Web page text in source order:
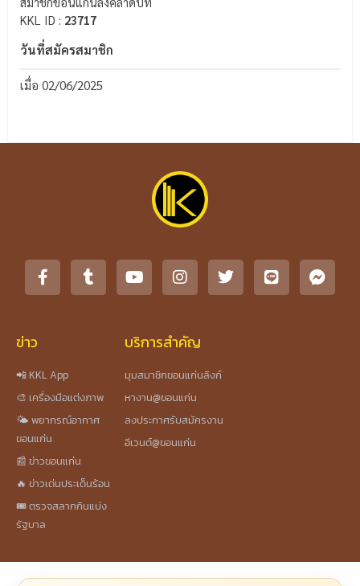
KKL ID : 23717
วันที่สมัครสมาชิก
เมื่อ 02/06/2025
ข่าว
📲 KKL App
🎨 เครื่องมือแต่งภาพ
🌤️ พยากรณ์อากาศ
ขอนแก่น
📰 ข่าวขอนแก่น
🔥 ข่าวเด่นประเด็นร้อน
🎟️ ตรวจสลากกินแบ่ง
รัฐบาล
บริการสำคัญ
มุมสมาชิกขอนแก่นลิงก์
หางาน@ขอนแก่น
ลงประกาศรับสมัครงาน
อีเวนต์@ขอนแก่น